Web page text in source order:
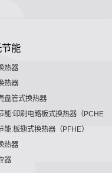
节能
热器
热器
盘管式换热器
能:印刷电路板式换热器（PCHE）
能:板翅式换热器（PFHE）
热器
器